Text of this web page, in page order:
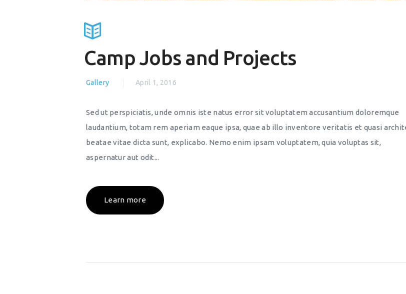
Camp Jobs and Projects
Gallery April 1, 2016
Sed ut perspiciatis, unde omnis iste natus error sit voluptatem accusantium doloremque
laudantium, totam rem aperiam eaque ipsa, quae ab illo inventore veritatis et quasi
beatae vitae dicta sunt, explicabo. Nemo enim ipsam voluptatem, quia voluptas sit,
aspernatur aut odit...
Learn more